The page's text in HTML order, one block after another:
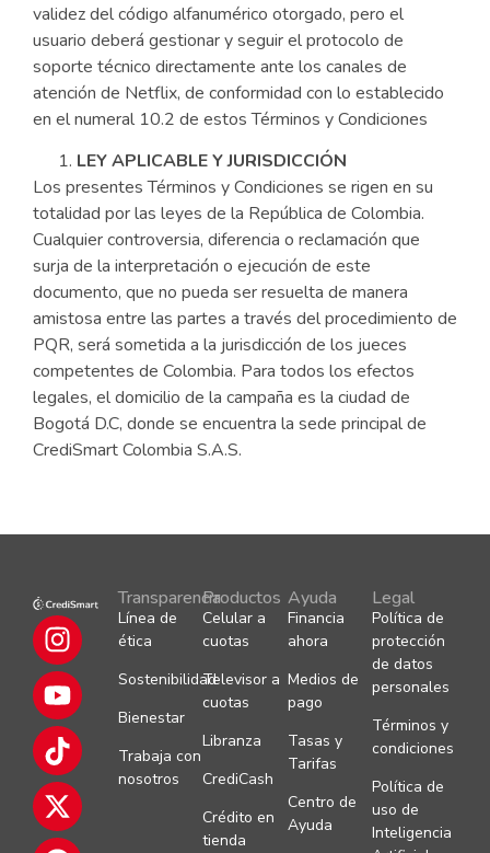
validez del código alfanumérico otorgado, pero el
usuario deberá gestionar y seguir el protocolo de
soporte técnico directamente ante los canales de
atención de Netflix, de conformidad con lo establecido
en el numeral 10.2 de estos Términos y Condiciones
LEY APLICABLE Y JURISDICCIÓN
Los presentes Términos y Condiciones se rigen en su
totalidad por las leyes de la República de Colombia.
Cualquier controversia, diferencia o reclamación que
surja de la interpretación o ejecución de este
documento, que no pueda ser resuelta de manera
amistosa entre las partes a través del procedimiento de
PQR, será sometida a la jurisdicción de los jueces
competentes de Colombia. Para todos los efectos
legales, el domicilio de la campaña es la ciudad de
Bogotá D.C, donde se encuentra la sede principal de
CrediSmart Colombia S.A.S.
Transparencia
Línea de
ética
Sostenibilidad
Bienestar
Trabaja con
nosotros
Productos
Celular a
cuotas
Televisor a
cuotas
Libranza
CrediCash
Crédito en
tienda
Ayuda
Financia
ahora
Medios de
pago
Tasas y
Tarifas
Centro de
Ayuda
Legal
Política de
protección
de datos
personales
Términos y
condiciones
Política de
uso de
Inteligencia